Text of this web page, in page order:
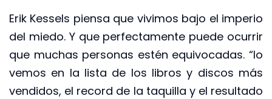
Erik Kessels piensa que vivimos bajo el imperio
del miedo. Y que perfectamente puede ocurrir
que muchas personas estén equivocadas. “lo
vemos en la lista de los libros y discos más
vendidos, el record de la taquilla y el resultado